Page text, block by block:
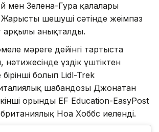
мен Зелена-Гура қалалары
шешуші сәтінде жеңімпаз
арқылы анықталды.
мәреге дейінгі тартыста
нәтижесінде үздік үштіктен
бірінші болып Lidl-Trek
шабандозы Джонатан
орынды EF Education-EasyPost
Ноа Хоббс иеленді.